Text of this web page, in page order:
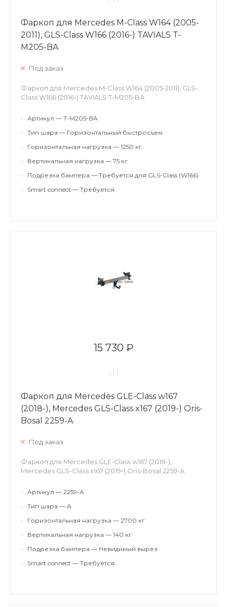
Фаркоп для Mercedes M-Class W164 (2005-
2011), GLS-Class W166 (2016-) TAVIALS T-
M205-BA
Под заказ
Фаркоп для Mercedes M-Class W164 (2005-2011), GLS-
Class W166 (2016-) TAVIALS T-M205-BA
•
Артикул — T-M205-BA
•
Тип шара — Горизонтальный быстросъем
•
Горизонтальная нагрузка — 1250 кг
•
Вертикальная нагрузка — 75 кг
•
Подрезка бампера — Требуется для GLS-Class (W166)
•
Smart connect — Требуется
15 730 ₽
Фаркоп для Mercedes GLE-Class w167
(2018-), Mercedes GLS-Class x167 (2019-) Oris-
Bosal 2259-A
Под заказ
Фаркоп для Mercedes GLE-Class w167 (2018-),
Mercedes GLS-Class x167 (2019-) Oris-Bosal 2259-A
•
Артикул — 2259-A
•
Тип шара — A
•
Горизонтальная нагрузка — 2700 кг
•
Вертикальная нагрузка — 140 кг
•
Подрезка бампера — Невидимый вырез
•
Smart connect — Требуется